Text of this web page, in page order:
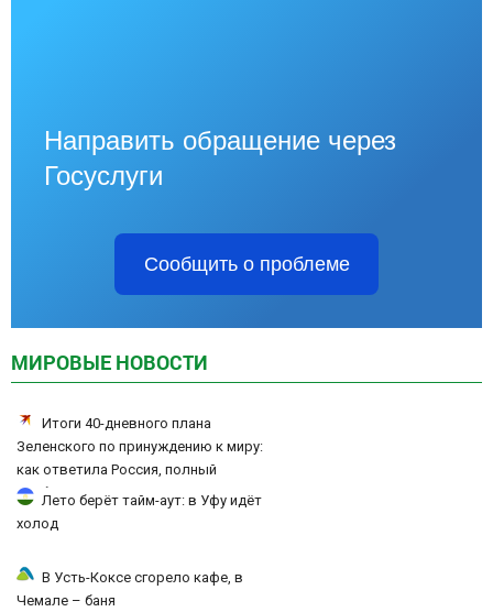
Направить обращение через
Госуслуги
Сообщить о проблеме
МИРОВЫЕ НОВОСТИ
Итоги 40-дневного плана
Зеленского по принуждению к миру:
как ответила Россия, полный
разбор провала операции Украины
Лето берёт тайм-аут: в Уфу идёт
холод
В Усть-Коксе сгорело кафе, в
Чемале – баня